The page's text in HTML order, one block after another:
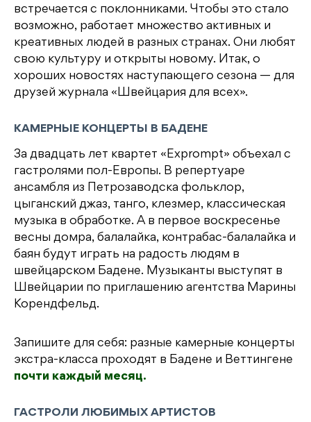
встречается с поклонниками. Чтобы это стало
возможно, работает множество активных и
креативных людей в разных странах. Они любят
свою культуру и открыты новому. Итак, о
хороших новостях наступающего сезона — для
друзей журнала «Швейцария для всех».
КАМЕРНЫЕ КОНЦЕРТЫ В БАДЕНЕ
За двадцать лет квартет «Exprompt» объехал с
гастролями пол-Европы. В репертуаре
ансамбля из Петрозаводска фольклор,
цыганский джаз, танго, клезмер, классическая
музыка в обработке. А в первое воскресенье
весны домра, балалайка, контрабас-балалайка и
баян будут играть на радость людям в
швейцарском Бадене. Музыканты выступят в
Швейцарии по приглашению агентства Марины
Корендфельд.
Запишите для себя: разные камерные концерты
экстра-класса проходят в Бадене и Веттингене
почти каждый месяц.
ГАСТРОЛИ ЛЮБИМЫХ АРТИСТОВ